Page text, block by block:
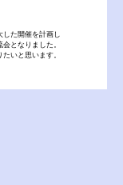
した開催を計画し
となりました。
いと思います。